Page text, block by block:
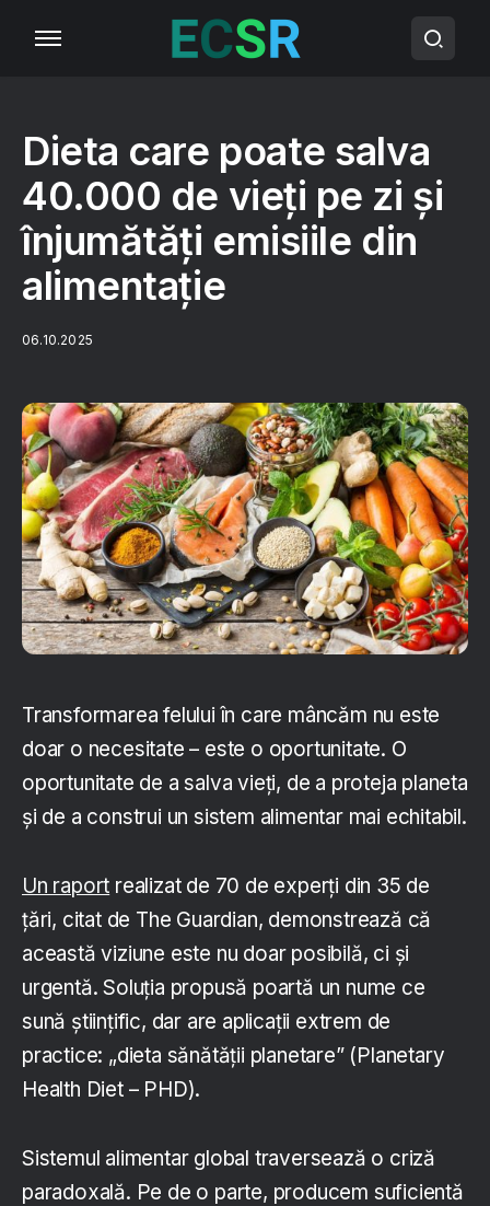
Dieta care poate salva
40.000 de vieți pe zi și
înjumătăți emisiile din
alimentație
06.10.2025
Transformarea felului în care mâncăm nu este
doar o necesitate – este o oportunitate. O
oportunitate de a salva vieți, de a proteja planeta
și de a construi un sistem alimentar mai echitabil.
Un raport realizat de 70 de experți din 35 de
țări, citat de The Guardian, demonstrează că
această viziune este nu doar posibilă, ci și
urgentă. Soluția propusă poartă un nume ce
sună științific, dar are aplicații extrem de
practice: „dieta sănătății planetare” (Planetary
Health Diet – PHD).
Sistemul alimentar global traversează o criză
paradoxală. Pe de o parte, producem suficientă